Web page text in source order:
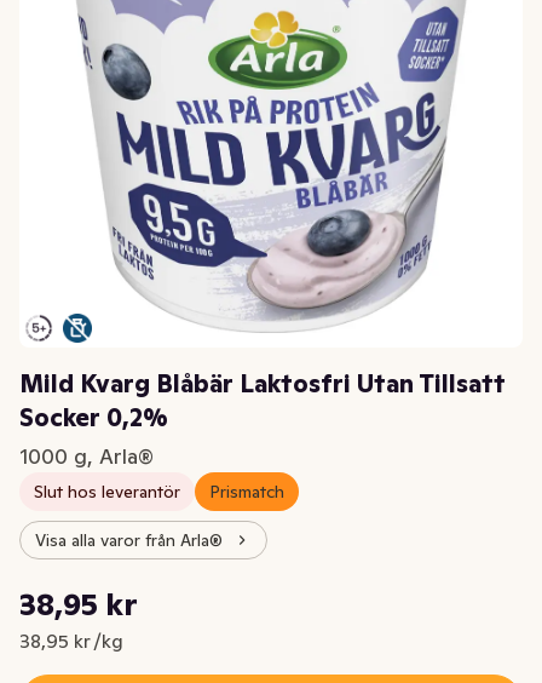
Mild Kvarg Blåbär Laktosfri Utan Tillsatt
Socker 0,2%
1000 g, Arla®
Slut hos leverantör Prismatch
Visa alla varor från Arla®
Nuvarande pris är: 38,95 kr
38,95 kr
38,95 kr /kg
Styckpris: 38,95 kr /kg